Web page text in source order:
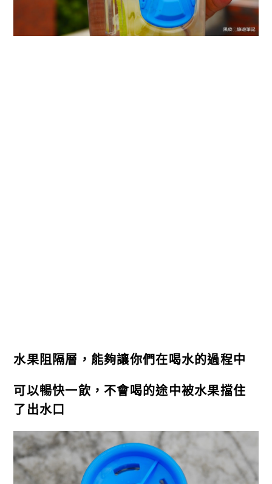
水果阻隔層，能夠讓你們在喝水的過程中
可以暢快一飲，不會喝的途中被水果擋住
了出水口